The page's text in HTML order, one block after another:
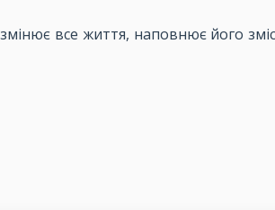
змінює все життя, наповнює його